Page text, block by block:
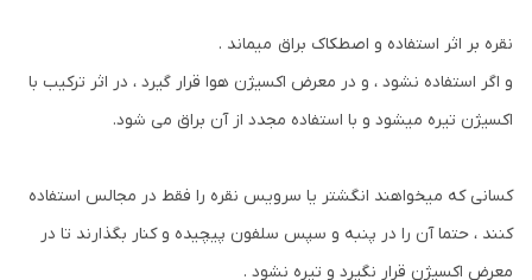
نقره بر اثر استفاده و اصطکاک براق میماند .
و اگر استفاده نشود ، و در معرض اکسیژن هوا قرار گیرد ، در اثر ترکیب با
اکسیژن تیره میشود و با استفاده مجدد از آن براق می شود.
کسانی که میخواهند انگشتر یا سرویس نقره را فقط در مجالس استفاده
کنند ، حتما آن را در پنبه و سپس سلفون پیچیده و کنار بگذارند تا در
معرض اکسیژن قرار نگیرد و تیره نشود .